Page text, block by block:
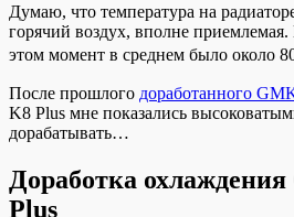
Думаю, что температура на
горячий воздух, вполне
этом момент в среднем было около
После прошлого доработанного
K8 Plus мне показались
дорабатывать…
Доработка
Plus